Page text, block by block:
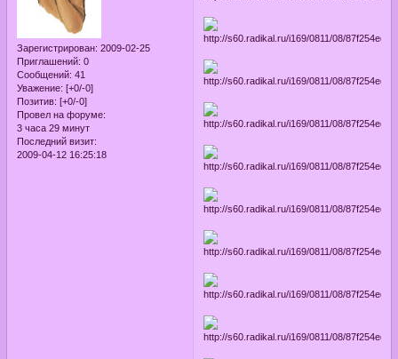
Зарегистрирован: 2009-02-25
Приглашений: 0
Сообщений: 41
Уважение: [+0/-0]
Позитив: [+0/-0]
Провел на форуме:
3 часа 29 минут
Последний визит:
2009-04-12 16:25:18